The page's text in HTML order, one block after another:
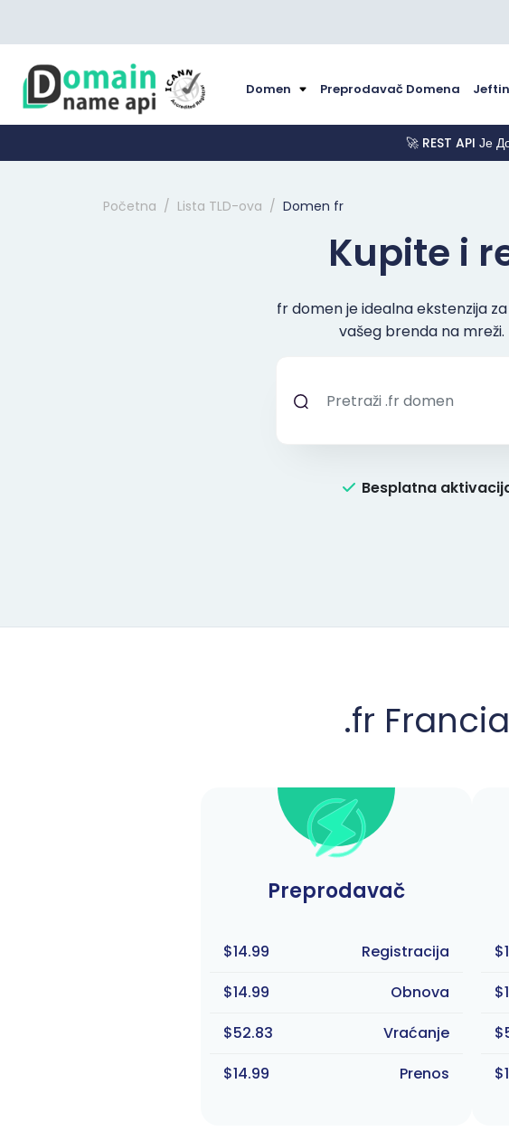
Domen Preprodavač Domena
🚀 REST API Је
Početna Lista TLD-ova Domen fr
Kupite i
fr domen je idealna ekstenzija
vašeg brenda na
Besplatna
.fr
Preprodavač
$14.99
Registracija
$14.99
Obnova
$52.83
Vraćanje
$14.99
Prenos